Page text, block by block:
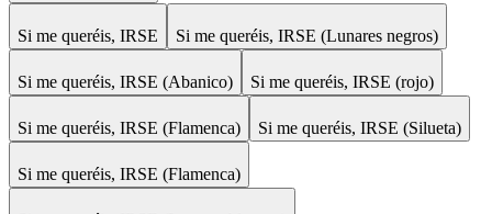
Si me queréis, IRSE Si me queréis, IRSE (Lunares negros)
Si me queréis, IRSE (Abanico) Si me queréis, IRSE (rojo)
Si me queréis, IRSE (Flamenca) Si me queréis, IRSE (Silueta)
Si me queréis, IRSE (Flamenca)